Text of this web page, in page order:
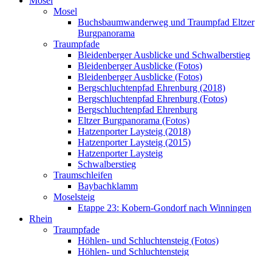
Mosel
Buchsbaumwanderweg und Traumpfad Eltzer
Burgpanorama
Traumpfade
Bleidenberger Ausblicke und Schwalberstieg
Bleidenberger Ausblicke (Fotos)
Bleidenberger Ausblicke (Fotos)
Bergschluchtenpfad Ehrenburg (2018)
Bergschluchtenpfad Ehrenburg (Fotos)
Bergschluchtenpfad Ehrenburg
Eltzer Burgpanorama (Fotos)
Hatzenporter Laysteig (2018)
Hatzenporter Laysteig (2015)
Hatzenporter Laysteig
Schwalberstieg
Traumschleifen
Baybachklamm
Moselsteig
Etappe 23: Kobern-Gondorf nach Winningen
Rhein
Traumpfade
Höhlen- und Schluchtensteig (Fotos)
Höhlen- und Schluchtensteig